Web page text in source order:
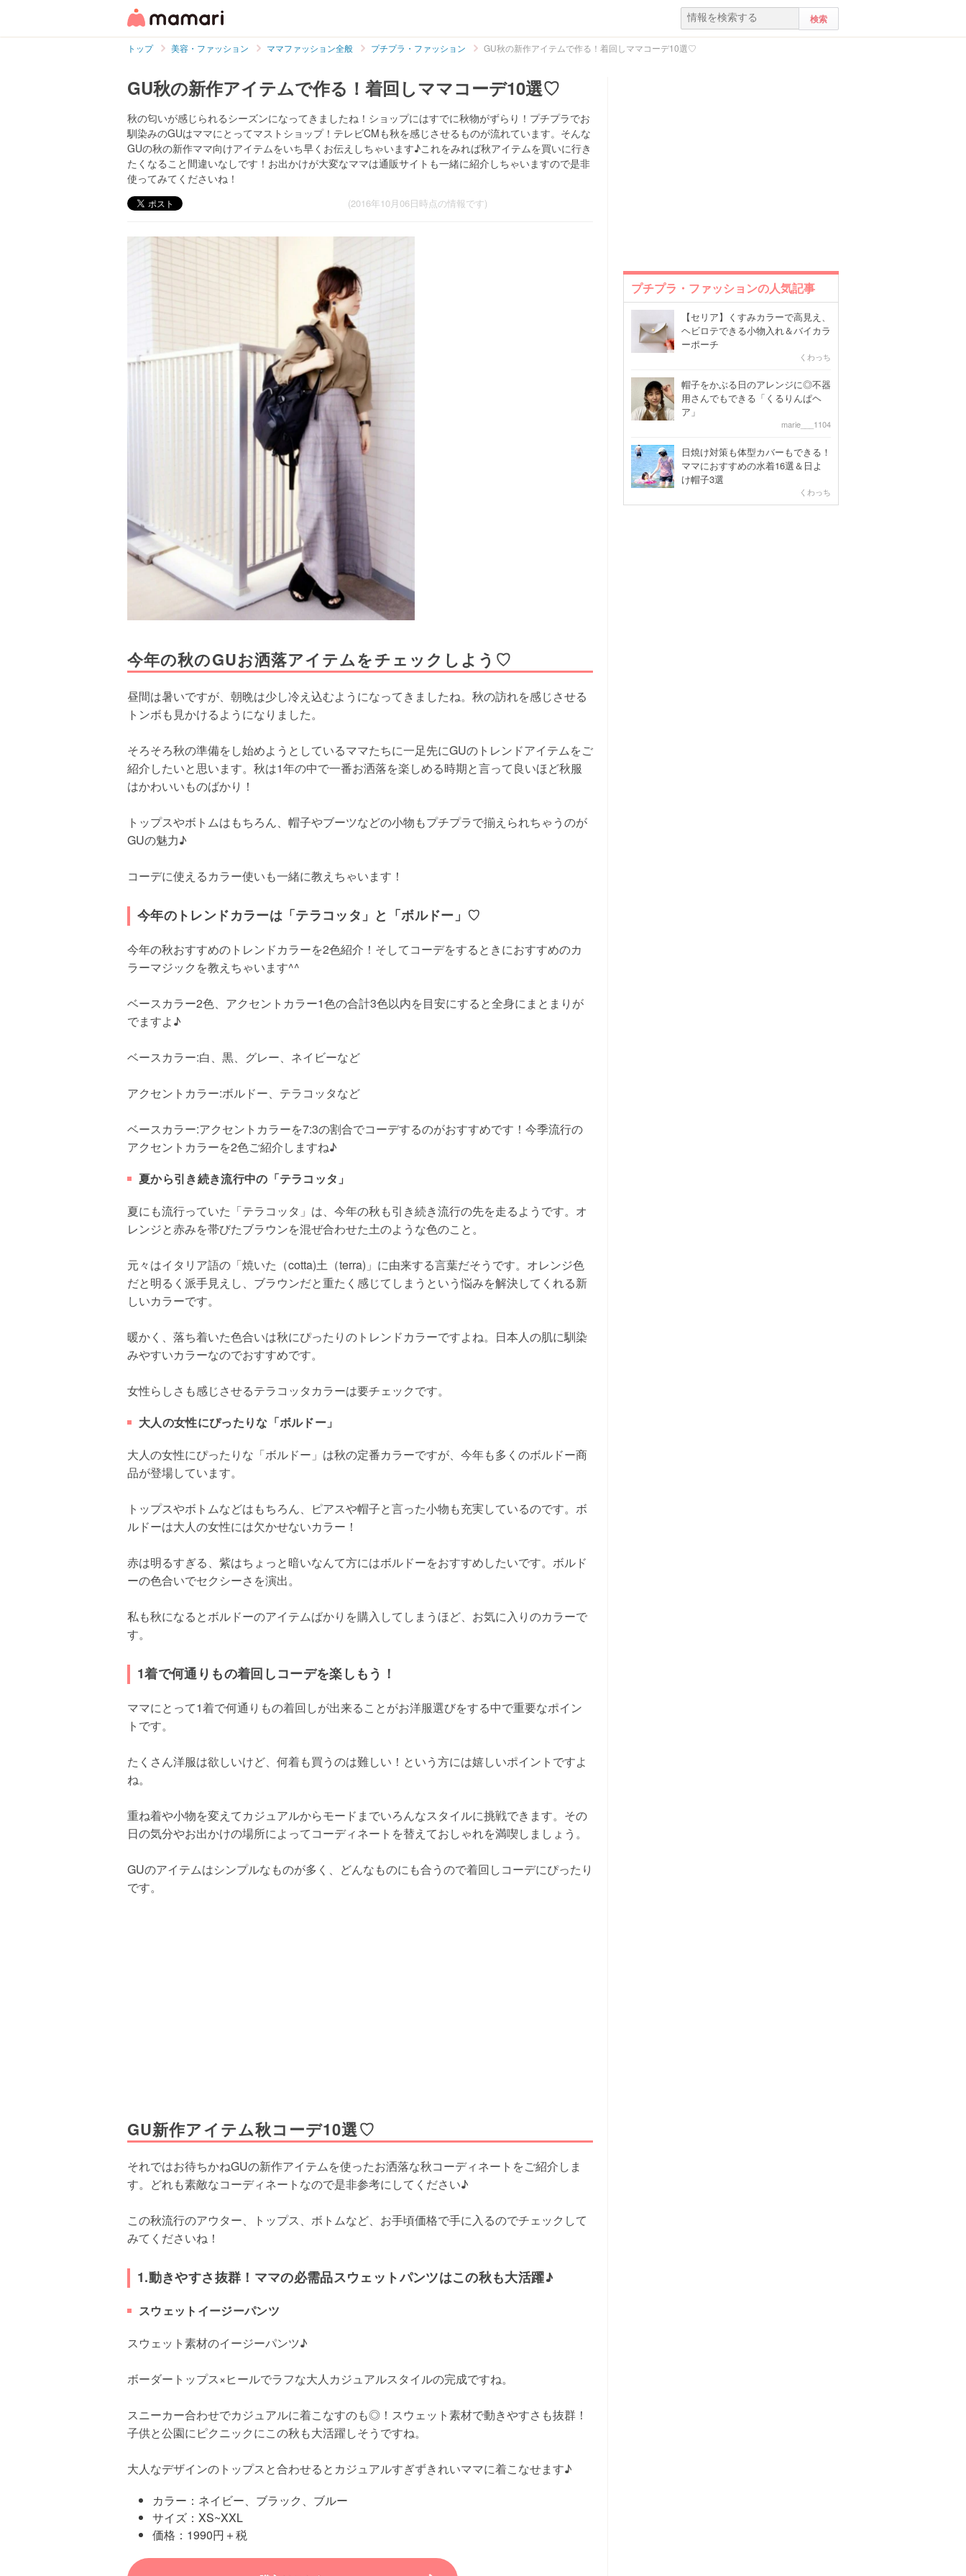
トップ 美容・ファッション ママファッション全般 プチプラ・ファッション GU秋の新作アイテムで作る！着回しママコーデ10選♡
GU秋の新作アイテムで作る！着回しママコーデ10選♡
秋の匂いが感じられるシーズンになってきましたね！ショップにはすでに秋物がずらり！プチプラでお
馴染みのGUはママにとってマストショップ！テレビCMも秋を感じさせるものが流れています。そんな
GUの秋の新作ママ向けアイテムをいち早くお伝えしちゃいます♪これをみれば秋アイテムを買いに行き
たくなること間違いなしです！お出かけが大変なママは通販サイトも一緒に紹介しちゃいますので是非
使ってみてくださいね！
(2016年10月06日時点の情報です)
今年の秋のGUお洒落アイテムをチェックしよう♡
昼間は暑いですが、朝晩は少し冷え込むようになってきましたね。秋の訪れを感じさせる
トンボも見かけるようになりました。
そろそろ秋の準備をし始めようとしているママたちに一足先にGUのトレンドアイテムをご
紹介したいと思います。秋は1年の中で一番お洒落を楽しめる時期と言って良いほど秋服
はかわいいものばかり！
トップスやボトムはもちろん、帽子やブーツなどの小物もプチプラで揃えられちゃうのが
GUの魅力♪
コーデに使えるカラー使いも一緒に教えちゃいます！
今年のトレンドカラーは「テラコッタ」と「ボルドー」♡
今年の秋おすすめのトレンドカラーを2色紹介！そしてコーデをするときにおすすめのカ
ラーマジックを教えちゃいます^^
ベースカラー2色、アクセントカラー1色の合計3色以内を目安にすると全身にまとまりが
でますよ♪
ベースカラー:白、黒、グレー、ネイビーなど
アクセントカラー:ボルドー、テラコッタなど
ベースカラー:アクセントカラーを7:3の割合でコーデするのがおすすめです！今季流行の
アクセントカラーを2色ご紹介しますね♪
夏から引き続き流行中の「テラコッタ」
夏にも流行っていた「テラコッタ」は、今年の秋も引き続き流行の先を走るようです。オ
レンジと赤みを帯びたブラウンを混ぜ合わせた土のような色のこと。
元々はイタリア語の「焼いた（cotta)土（terra)」に由来する言葉だそうです。オレンジ色
だと明るく派手見えし、ブラウンだと重たく感じてしまうという悩みを解決してくれる新
しいカラーです。
暖かく、落ち着いた色合いは秋にぴったりのトレンドカラーですよね。日本人の肌に馴染
みやすいカラーなのでおすすめです。
女性らしさも感じさせるテラコッタカラーは要チェックです。
大人の女性にぴったりな「ボルドー」
大人の女性にぴったりな「ボルドー」は秋の定番カラーですが、今年も多くのボルドー商
品が登場しています。
トップスやボトムなどはもちろん、ピアスや帽子と言った小物も充実しているのです。ボ
ルドーは大人の女性には欠かせないカラー！
赤は明るすぎる、紫はちょっと暗いなんて方にはボルドーをおすすめしたいです。ボルド
ーの色合いでセクシーさを演出。
私も秋になるとボルドーのアイテムばかりを購入してしまうほど、お気に入りのカラーで
す。
1着で何通りもの着回しコーデを楽しもう！
ママにとって1着で何通りもの着回しが出来ることがお洋服選びをする中で重要なポイン
トです。
たくさん洋服は欲しいけど、何着も買うのは難しい！という方には嬉しいポイントですよ
ね。
重ね着や小物を変えてカジュアルからモードまでいろんなスタイルに挑戦できます。その
日の気分やお出かけの場所によってコーディネートを替えておしゃれを満喫しましょう。
GUのアイテムはシンプルなものが多く、どんなものにも合うので着回しコーデにぴったり
です。
GU新作アイテム秋コーデ10選♡
それではお待ちかねGUの新作アイテムを使ったお洒落な秋コーディネートをご紹介しま
す。どれも素敵なコーディネートなので是非参考にしてください♪
この秋流行のアウター、トップス、ボトムなど、お手頃価格で手に入るのでチェックして
みてくださいね！
1.動きやすさ抜群！ママの必需品スウェットパンツはこの秋も大活躍♪
スウェットイージーパンツ
スウェット素材のイージーパンツ♪
ボーダートップス×ヒールでラフな大人カジュアルスタイルの完成ですね。
スニーカー合わせでカジュアルに着こなすのも◎！スウェット素材で動きやすさも抜群！
子供と公園にピクニックにこの秋も大活躍しそうですね。
大人なデザインのトップスと合わせるとカジュアルすぎずきれいママに着こなせます♪
カラー：ネイビー、ブラック、ブルー
サイズ：XS~XXL
価格：1990円＋税
プチプラ・ファッションの人気記事
【セリア】くすみカラーで高見え、
ヘビロテできる小物入れ＆バイカラ
ーポーチ
くわっち
帽子をかぶる日のアレンジに◎不器
用さんでもできる「くるりんぱヘ
ア」
marie___1104
日焼け対策も体型カバーもできる！
ママにおすすめの水着16選＆日よ
け帽子3選
くわっち